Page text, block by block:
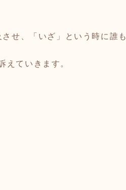
せ、「いざ」という時に誰も
えていきます。